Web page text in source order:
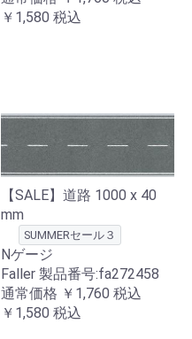
￥1,580 税込
【SALE】道路 1000 x 40
mm
SUMMERセール３
Nゲージ
Faller 製品番号:fa272458
通常価格 ￥1,760 税込
￥1,580 税込